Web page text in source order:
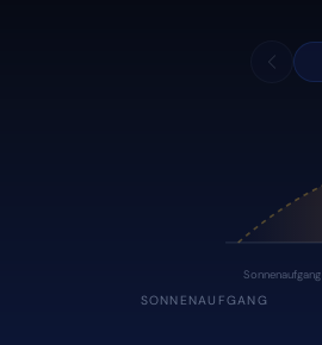
Sonnenaufgang
SONNENAUFGANG